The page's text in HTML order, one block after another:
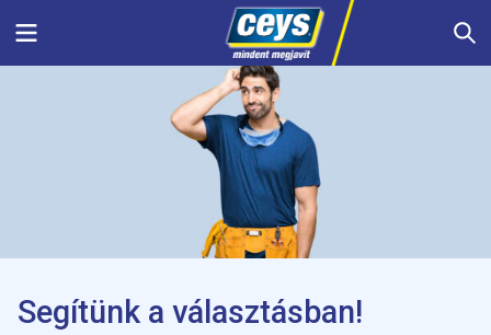
Menu
Segítünk a választásban!